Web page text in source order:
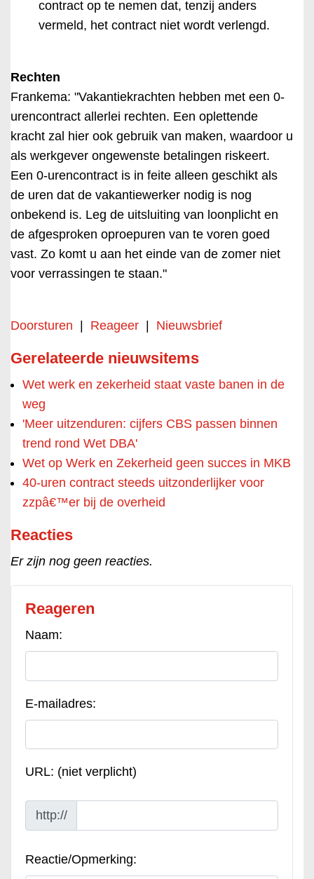
contract op te nemen dat, tenzij anders
vermeld, het contract niet wordt verlengd.
Rechten
Frankema: "Vakantiekrachten hebben met een 0-
urencontract allerlei rechten. Een oplettende
kracht zal hier ook gebruik van maken, waardoor u
als werkgever ongewenste betalingen riskeert.
Een 0-urencontract is in feite alleen geschikt als
de uren dat de vakantiewerker nodig is nog
onbekend is. Leg de uitsluiting van loonplicht en
de afgesproken oproepuren van te voren goed
vast. Zo komt u aan het einde van de zomer niet
voor verrassingen te staan."
Doorsturen Reageer Nieuwsbrief
Gerelateerde nieuwsitems
Wet werk en zekerheid staat vaste banen in de
weg
'Meer uitzenduren: cijfers CBS passen binnen
trend rond Wet DBA'
Wet op Werk en Zekerheid geen succes in MKB
40-uren contract steeds uitzonderlijker voor
zzpâ€™er bij de overheid
Reacties
Er zijn nog geen reacties.
Reageren
Naam:
E-mailadres:
URL: (niet verplicht)
http://
Reactie/Opmerking: